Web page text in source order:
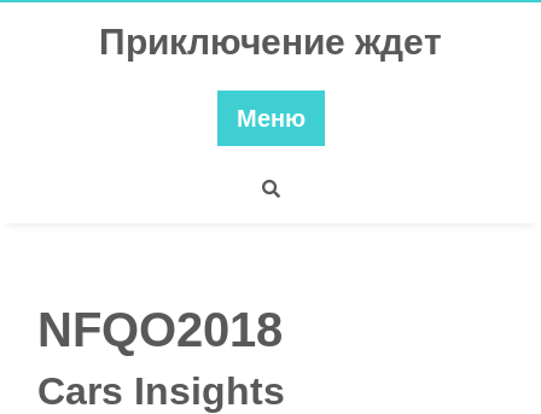
Приключение ждет
Меню
NFQO2018
Cars Insights